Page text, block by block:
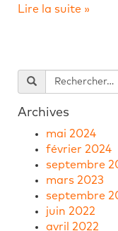
Lire la suite »
Archives
mai 2024
février 2024
septembre
mars 2023
septembre
juin 2022
avril 2022